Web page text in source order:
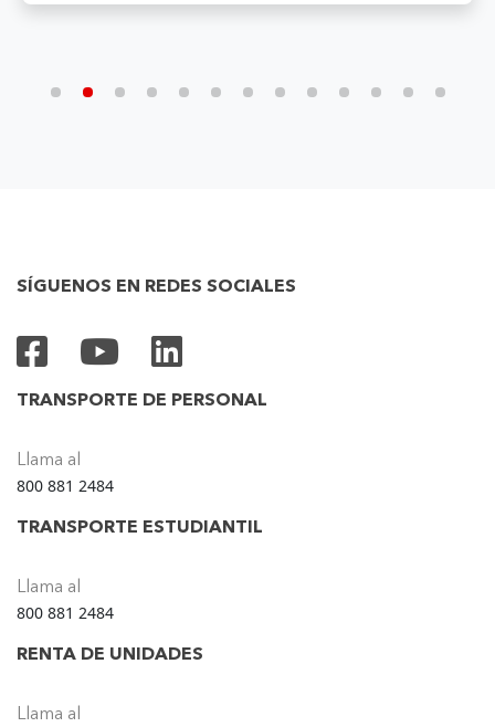
SÍGUENOS EN REDES SOCIALES
TRANSPORTE DE PERSONAL
Llama al
800 881 2484
TRANSPORTE ESTUDIANTIL
Llama al
800 881 2484
RENTA DE UNIDADES
Llama al